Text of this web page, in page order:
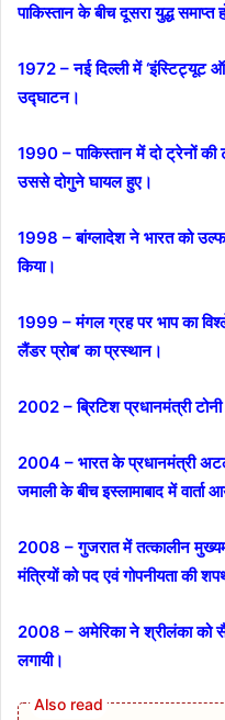
पाकिस्तान के बीच दूसरा युद्ध समाप्त
1972 – नई दिल्ली में ‘इंस्टिट्यूट
उद्घाटन।
1990 – पाकिस्तान में दो ट्रेनों
उससे दोगुने घायल हुए।
1998 – बांग्लादेश ने भारत को
किया।
1999 – मंगल ग्रह पर भाप का
लैंडर प्रोब’ का प्रस्थान।
2002 – ब्रिटिश प्रधानमंत्री
2004 – भारत के प्रधानमंत्री अटल
जमाली के बीच इस्लामाबाद में वार्ता
2008 – गुजरात में तत्कालीन
मंत्रियों को पद एवं गोपनीयता की
2008 – अमेरिका ने श्रीलंका को
लगायी।